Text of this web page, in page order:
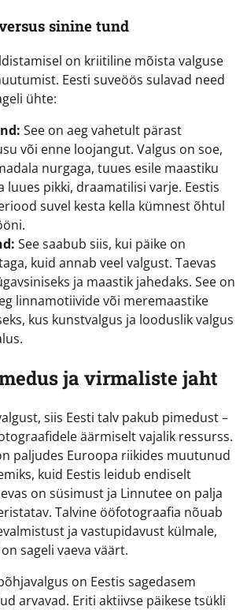
sinine tund
on kriitiline mõista valguse
Eesti suveöös sulavad need
ühte:
See on aeg vahetult pärast
või enne loojangut. Valgus on soe,
nurgaga, tuues esile maastiku
luues pikki, draamatilisi varje. Eestis
suvel kesta kella kümnest õhtul
See saabub siis, kui päike on
kuid annab veel valgust. Taevas
ja maastik jahedaks. See on
linnamotiivide või meremaastike
kus kunstvalgus ja looduslik valgus
ja virmaliste jaht
siis Eesti talv pakub pimedust –
äärmiselt vajalik ressurss.
paljudes Euroopa riikides muutunud
kuid Eestis leidub endiselt
on süsimust ja Linnutee on palja
Talvine ööfotograafia nõuab
ja vastupidavust külmale,
sageli vaeva väärt.
on Eestis sagedasem
arvavad. Eriti aktiivse päikese tsükli